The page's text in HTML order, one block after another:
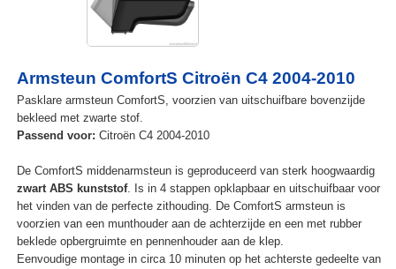
Armsteun ComfortS Citroën C4 2004-2010
Pasklare armsteun ComfortS, voorzien van uitschuifbare bovenzijde
bekleed met zwarte stof.
Passend voor: Citroën C4 2004-2010
De ComfortS middenarmsteun is geproduceerd van sterk hoogwaardig
zwart ABS kunststof. Is in 4 stappen opklapbaar en uitschuifbaar voor
het vinden van de perfecte zithouding. De ComfortS armsteun is
voorzien van een munthouder aan de achterzijde en een met rubber
beklede opbergruimte en pennenhouder aan de klep.
Eenvoudige montage in circa 10 minuten op het achterste gedeelte van